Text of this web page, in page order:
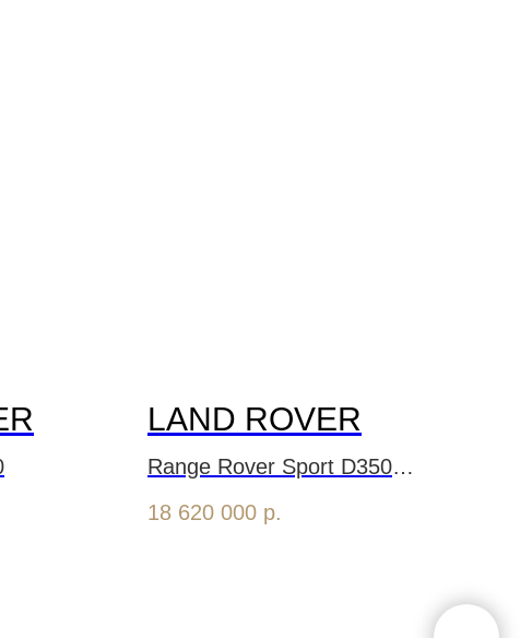
LAND ROVER
Range Rover Sport D350
Autobiography
18 620 000 р.